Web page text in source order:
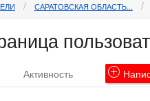
САРАТОВСКАЯ ОБЛАСТЬ...
Активность